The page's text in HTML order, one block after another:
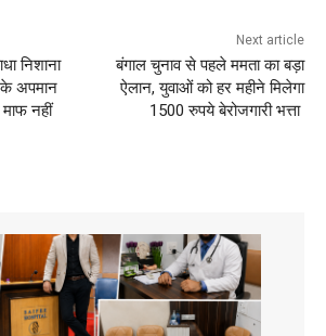
निशाना
के अपमान
नहीं
Next article
बंगाल चुनाव से पहले ममता का बड़ा
ऐलान, युवाओं को हर महीने मिलेगा
1500 रुपये बेरोजगारी भत्ता